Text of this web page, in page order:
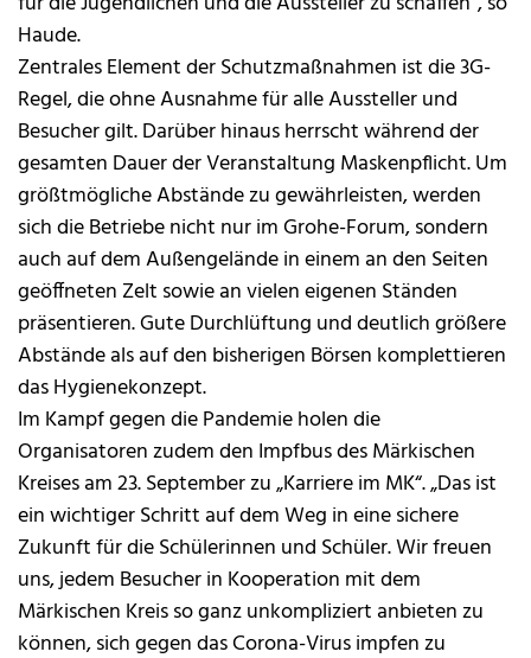
Haude.
Zentrales Element der Schutzmaßnahmen ist die 3G-
Regel, die ohne Ausnahme für alle Aussteller und
Besucher gilt. Darüber hinaus herrscht während der
gesamten Dauer der Veranstaltung Maskenpflicht. Um
größtmögliche Abstände zu gewährleisten, werden
sich die Betriebe nicht nur im Grohe-Forum, sondern
auch auf dem Außengelände in einem an den Seiten
geöffneten Zelt sowie an vielen eigenen Ständen
präsentieren. Gute Durchlüftung und deutlich größere
Abstände als auf den bisherigen Börsen komplettieren
das Hygienekonzept.
Im Kampf gegen die Pandemie holen die
Organisatoren zudem den Impfbus des Märkischen
Kreises am 23. September zu „Karriere im MK“. „Das ist
ein wichtiger Schritt auf dem Weg in eine sichere
Zukunft für die Schülerinnen und Schüler. Wir freuen
uns, jedem Besucher in Kooperation mit dem
Märkischen Kreis so ganz unkompliziert anbieten zu
können, sich gegen das Corona-Virus impfen zu